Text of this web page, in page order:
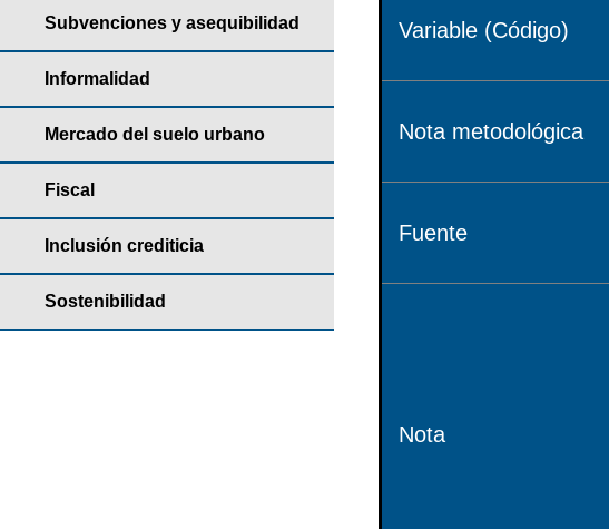
Subvenciones y asequibilidad
Informalidad
Mercado del suelo urbano
Fiscal
Inclusión crediticia
Sostenibilidad
Variable (Código)
Nota metodológica
Fuente
Nota